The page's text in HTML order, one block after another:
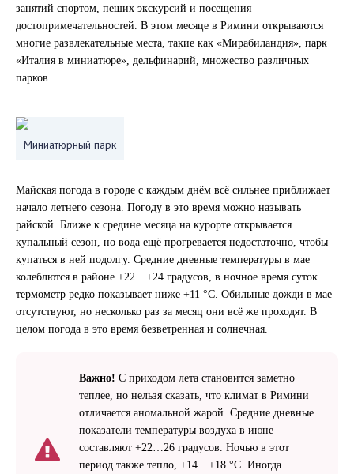
занятий спортом, пеших экскурсий и посещения
достопримечательностей. В этом месяце в Римини открываются
многие развлекательные места, такие как «Мирабиландия», парк
«Италия в миниатюре», дельфинарий, множество различных
парков.
Миниатюрный парк
Майская погода в городе с каждым днём всё сильнее приближает
начало летнего сезона. Погоду в это время можно называть
райской. Ближе к средине месяца на курорте открывается
купальный сезон, но вода ещё прогревается недостаточно, чтобы
купаться в ней подолгу. Средние дневные температуры в мае
колеблются в районе +22…+24 градусов, в ночное время суток
термометр редко показывает ниже +11 °С. Обильные дожди в мае
отсутствуют, но несколько раз за месяц они всё же проходят. В
целом погода в это время безветренная и солнечная.
Важно! С приходом лета становится заметно
теплее, но нельзя сказать, что климат в Римини
отличается аномальной жарой. Средние дневные
показатели температуры воздуха в июне
составляют +22…26 градусов. Ночью в этот
период также тепло, +14…+18 °С. Иногда